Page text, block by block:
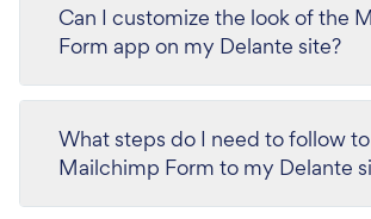
Can I customize the look of the
Form app on my Delante site?
What steps do I need to follow
Mailchimp Form to my Delante